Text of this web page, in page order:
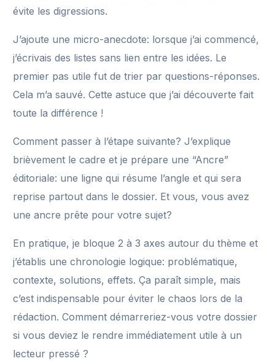
évite les digressions.
J’ajoute une micro-anecdote: lorsque j’ai commencé,
j’écrivais des listes sans lien entre les idées. Le
premier pas utile fut de trier par questions-réponses.
Cela m’a sauvé. Cette astuce que j’ai découverte fait
toute la différence !
Comment passer à l’étape suivante? J’explique
brièvement le cadre et je prépare une “Ancre”
éditoriale: une ligne qui résume l’angle et qui sera
reprise partout dans le dossier. Et vous, vous avez
une ancre prête pour votre sujet?
En pratique, je bloque 2 à 3 axes autour du thème et
j’établis une chronologie logique: problématique,
contexte, solutions, effets. Ça paraît simple, mais
c’est indispensable pour éviter le chaos lors de la
rédaction. Comment démarreriez-vous votre dossier
si vous deviez le rendre immédiatement utile à un
lecteur pressé ?